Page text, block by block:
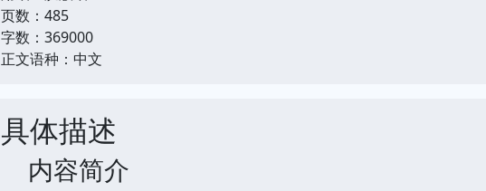
页数：485
字数：369000
正文语种：中文
具体描述
内容简介